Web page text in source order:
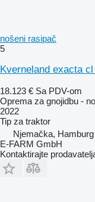
nošeni rasipač
5
Kverneland exacta
18.123 € Sa PDV-om
Oprema za gnojidbu -
2022
Tip za traktor
Njemačka, Hamburg
E-FARM GmbH
Kontaktirajte